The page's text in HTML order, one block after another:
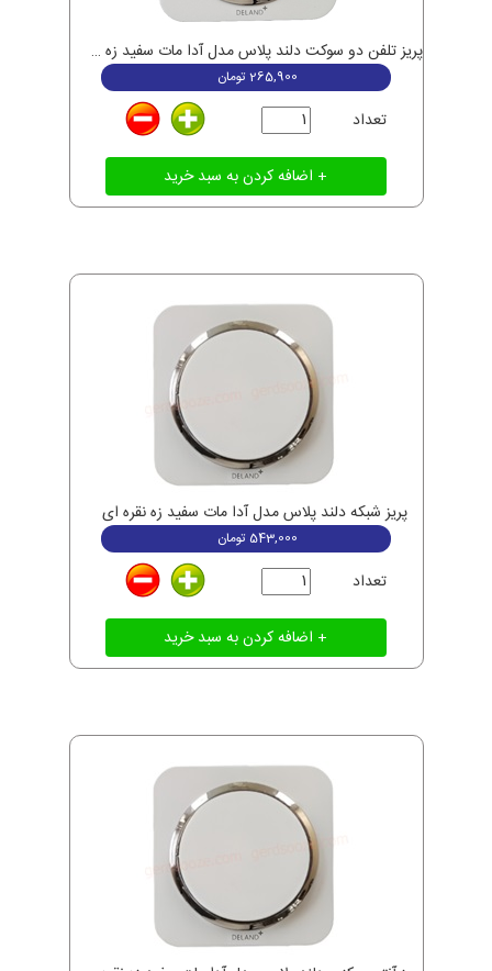
پریز تلفن دو سوکت دلند پلاس مدل آدا مات سفید زه نقره ای
265,900 تومان
تعداد
پریز شبکه دلند پلاس مدل آدا مات سفید زه نقره ای
543,000 تومان
تعداد